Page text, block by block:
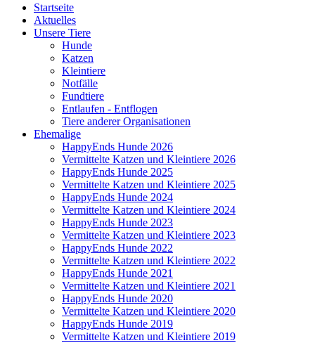
Startseite
Aktuelles
Unsere Tiere
Hunde
Katzen
Kleintiere
Notfälle
Fundtiere
Entlaufen - Entflogen
Tiere anderer Organisationen
Ehemalige
HappyEnds Hunde 2026
Vermittelte Katzen und Kleintiere 2026
HappyEnds Hunde 2025
Vermittelte Katzen und Kleintiere 2025
HappyEnds Hunde 2024
Vermittelte Katzen und Kleintiere 2024
HappyEnds Hunde 2023
Vermittelte Katzen und Kleintiere 2023
HappyEnds Hunde 2022
Vermittelte Katzen und Kleintiere 2022
HappyEnds Hunde 2021
Vermittelte Katzen und Kleintiere 2021
HappyEnds Hunde 2020
Vermittelte Katzen und Kleintiere 2020
HappyEnds Hunde 2019
Vermittelte Katzen und Kleintiere 2019